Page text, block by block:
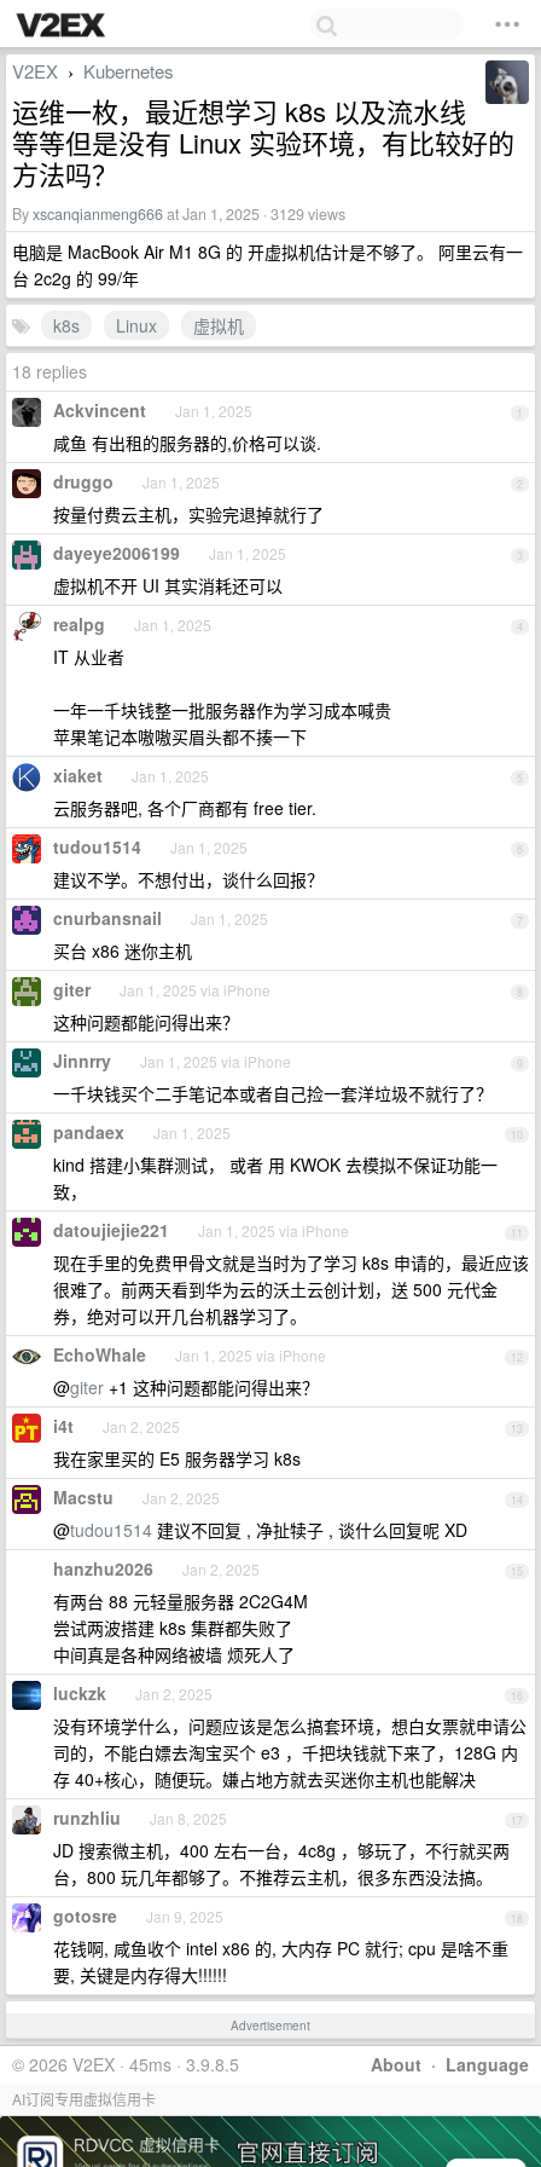
V2EX › Kubernetes
运维一枚，最近想学习 k8s 以及流水线
等等但是没有 Linux 实验环境，有比较好的
方法吗？
Byxscanqianmeng666at Jan 1, 2025 · 3129 views
电脑是 MacBook Air M1 8G 的 开虚拟机估计是不够了。 阿里云有一
台 2c2g 的 99/年
k8s
Linux
虚拟机
18 replies
1
Ackvincent Jan 1, 2025
咸鱼 有出租的服务器的,价格可以谈.
2
druggo Jan 1, 2025
按量付费云主机，实验完退掉就行了
3
dayeye2006199 Jan 1, 2025
虚拟机不开 UI 其实消耗还可以
4
realpg Jan 1, 2025
IT 从业者
一年一千块钱整一批服务器作为学习成本喊贵
苹果笔记本嗷嗷买眉头都不揍一下
5
xiaket Jan 1, 2025
云服务器吧, 各个厂商都有 free tier.
6
tudou1514 Jan 1, 2025
建议不学。不想付出，谈什么回报？
7
cnurbansnail Jan 1, 2025
买台 x86 迷你主机
8
giter Jan 1, 2025 via iPhone
这种问题都能问得出来？
9
Jinnrry Jan 1, 2025 via iPhone
一千块钱买个二手笔记本或者自己捡一套洋垃圾不就行了？
10
pandaex Jan 1, 2025
kind 搭建小集群测试， 或者 用 KWOK 去模拟不保证功能一
致，
11
datoujiejie221 Jan 1, 2025 via iPhone
现在手里的免费甲骨文就是当时为了学习 k8s 申请的，最近应该
很难了。前两天看到华为云的沃土云创计划，送 500 元代金
券，绝对可以开几台机器学习了。
12
EchoWhale Jan 1, 2025 via iPhone
@giter +1 这种问题都能问得出来？
13
i4t Jan 2, 2025
我在家里买的 E5 服务器学习 k8s
14
Macstu Jan 2, 2025
@tudou1514 建议不回复 , 净扯犊子 , 谈什么回复呢 XD
15
hanzhu2026 Jan 2, 2025
有两台 88 元轻量服务器 2C2G4M
尝试两波搭建 k8s 集群都失败了
中间真是各种网络被墙 烦死人了
16
luckzk Jan 2, 2025
没有环境学什么，问题应该是怎么搞套环境，想白女票就申请公
司的，不能白嫖去淘宝买个 e3 ，千把块钱就下来了，128G 内
存 40+核心，随便玩。嫌占地方就去买迷你主机也能解决
17
runzhliu Jan 8, 2025
JD 搜索微主机，400 左右一台，4c8g ，够玩了，不行就买两
台，800 玩几年都够了。不推荐云主机，很多东西没法搞。
18
gotosre Jan 9, 2025
花钱啊, 咸鱼收个 intel x86 的, 大内存 PC 就行; cpu 是啥不重
要, 关键是内存得大!!!!!!
Advertisement
About · Language
© 2026 V2EX · 45ms · 3.9.8.5
AI订阅专用虚拟信用卡